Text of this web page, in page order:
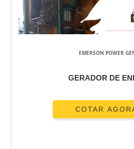
EMERSON POWER
GERADOR DE
COTAR